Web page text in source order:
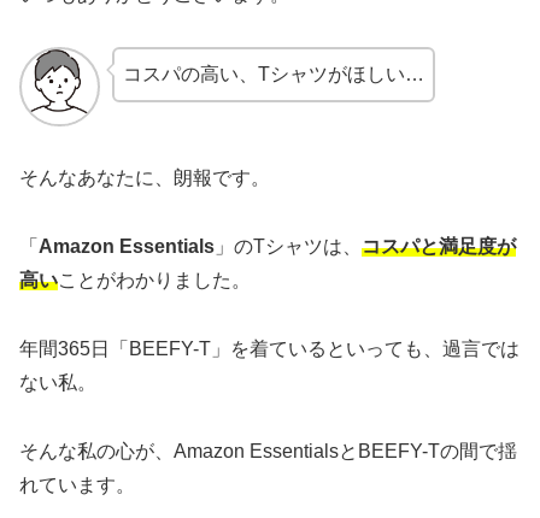
コスパの高い、Tシャツがほしい…
そんなあなたに、朗報です。
「 Amazon Essentials 」のTシャツは、 コスパと満足度が
高いことがわかりました。
年間365日「BEEFY-T」を着ているといっても、過言では
ない私。
そんな私の心が、Amazon EssentialsとBEEFY-Tの間で揺
れています。